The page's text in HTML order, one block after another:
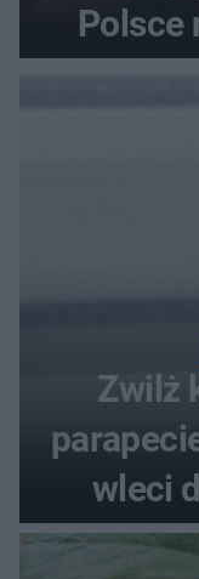
Polsce
Zwilż
wleci